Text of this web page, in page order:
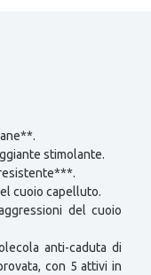
stimolante.
cuoio capelluto.
del cuoio
anti-caduta di
con 5 attivi in